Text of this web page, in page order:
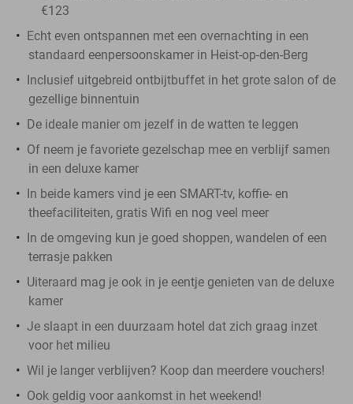
€123
Echt even ontspannen met een overnachting in een
standaard eenpersoonskamer in Heist-op-den-Berg
Inclusief uitgebreid ontbijtbuffet in het grote salon of de
gezellige binnentuin
De ideale manier om jezelf in de watten te leggen
Of neem je favoriete gezelschap mee en verblijf samen
in een deluxe kamer
In beide kamers vind je een SMART-tv, koffie- en
theefaciliteiten, gratis Wifi en nog veel meer
In de omgeving kun je goed shoppen, wandelen of een
terrasje pakken
Uiteraard mag je ook in je eentje genieten van de deluxe
kamer
Je slaapt in een duurzaam hotel dat zich graag inzet
voor het milieu
Wil je langer verblijven? Koop dan meerdere vouchers!
Ook geldig voor aankomst in het weekend!